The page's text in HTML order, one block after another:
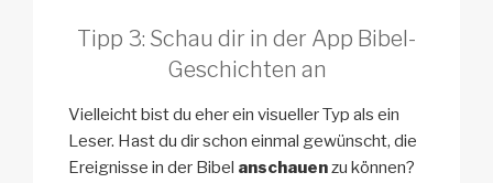
Tipp 3: Schau dir in der App Bibel-
Geschichten an
Vielleicht bist du eher ein visueller Typ als ein
Leser. Hast du dir schon einmal gewünscht, die
Ereignisse in der Bibel anschauenzu können?